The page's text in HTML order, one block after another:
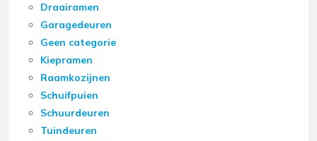
Draairamen
Garagedeuren
Geen categorie
Kiepramen
Raamkozijnen
Schuifpuien
Schuurdeuren
Tuindeuren